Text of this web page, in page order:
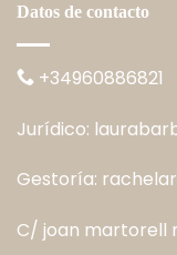
Datos de contacto
+34960886821
Jurídico:
Gestoría:
C/ joan martorell